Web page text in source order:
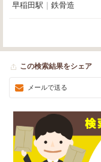
早稲田駅 鉄骨造
この検索結果をシェア
メールで送る